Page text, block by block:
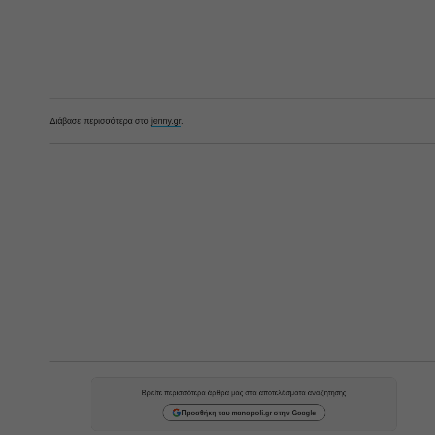
Διάβασε περισσότερα στο jenny.gr.
Βρείτε περισσότερα άρθρα μας στα αποτελέσματα αναζητησης
Προσθήκη του monopoli.gr στην Google